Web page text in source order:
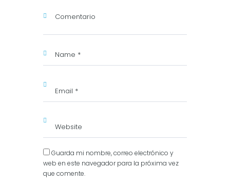
Guarda mi nombre, correo electrónico y
web en este navegador para la próxima vez
que comente.